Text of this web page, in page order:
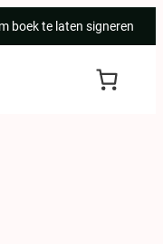
boek te laten signeren